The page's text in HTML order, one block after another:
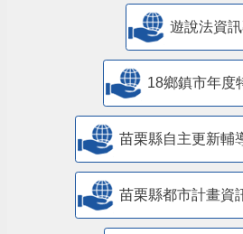
遊說法資
18鄉鎮市年度
苗栗縣自主更新輔
苗栗縣都市計畫資